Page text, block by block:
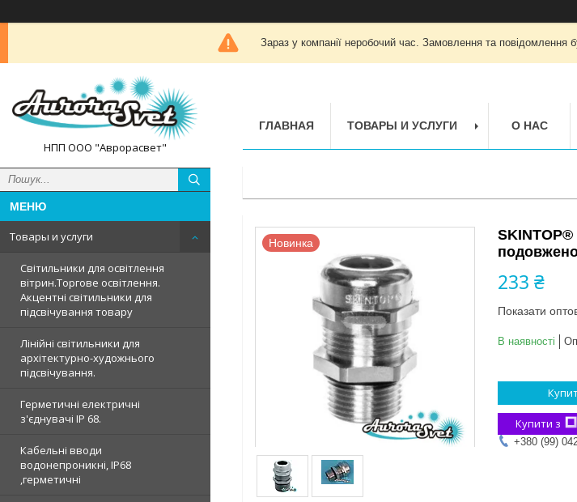
Зараз у компанії неробочий час. Замовлення та повідомлення
НПП ООО "Аврорасвет"
Товары и услуги
Світильники для освітлення
вітрин.Торгове освітлення.
Акцентні світильники для
підсвічування товару
Лінійні світильники для
архітектурно-художнього
підсвічування.
Герметичні електричні
з'єднувачі IP 68.
Кабельні вводи
водонепроникні, IP68
,герметичні
ГЛАВНАЯ ТОВАРЫ И УСЛУГИ О НАС
Новинка
SKINTOP®
233 ₴
Показати
В наявності
Купити з
+380 (99)